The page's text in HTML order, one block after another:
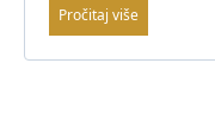
Pročitaj više